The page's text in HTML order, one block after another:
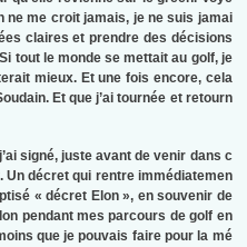
ne me croit jamais, je ne suis jamai
claires et prendre des décisions
tout le monde se mettait au golf, je
mieux. Et une fois encore, cela
Et que j’ai tournée et retourn
signé, juste avant de venir dans c
Un décret qui rentre immédiatemen
« décret Elon », en souvenir de
pendant mes parcours de golf en
que je pouvais faire pour la mé